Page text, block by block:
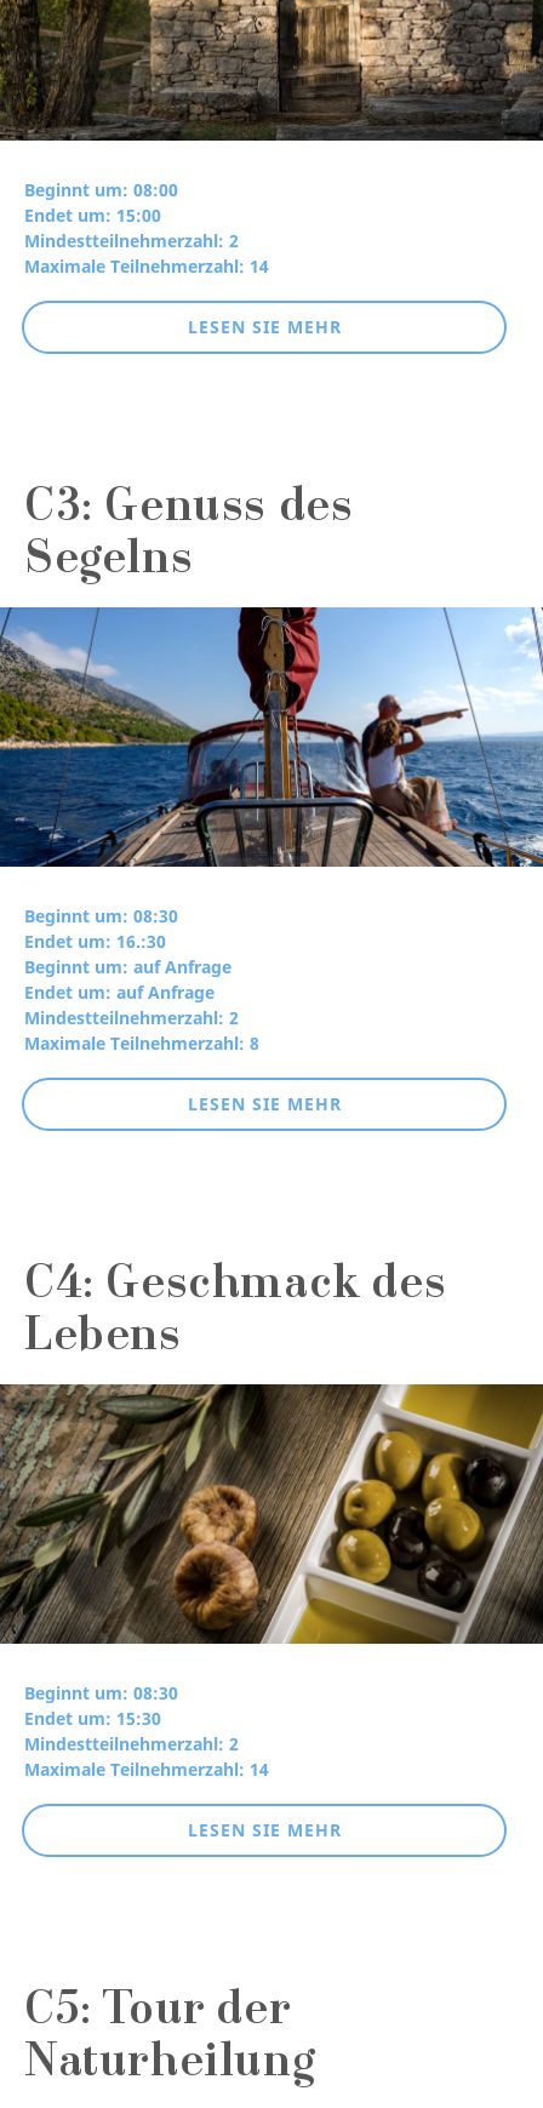
Beginnt um: 08:00
Endet um: 15:00
Mindestteilnehmerzahl: 2
Maximale Teilnehmerzahl: 14
LESEN SIE MEHR
C3: Genuss des
Segelns
Beginnt um: 08:30
Endet um: 16.:30
Beginnt um: auf Anfrage
Endet um: auf Anfrage
Mindestteilnehmerzahl: 2
Maximale Teilnehmerzahl: 8
LESEN SIE MEHR
C4: Geschmack des
Lebens
Beginnt um: 08:30
Endet um: 15:30
Mindestteilnehmerzahl: 2
Maximale Teilnehmerzahl: 14
LESEN SIE MEHR
C5: Tour der
Naturheilung